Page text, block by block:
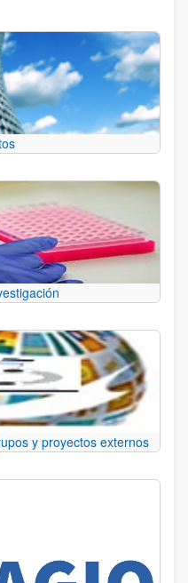
y proyectos externos